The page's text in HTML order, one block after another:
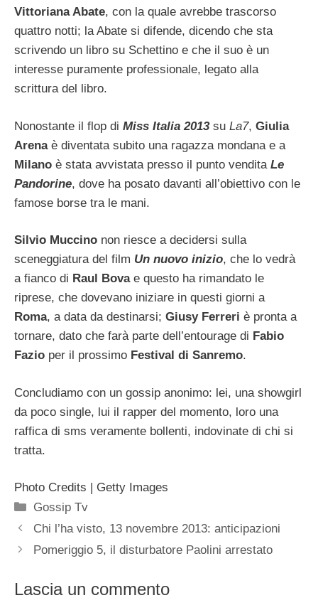
Vittoriana Abate, con la quale avrebbe trascorso
quattro notti; la Abate si difende, dicendo che sta
scrivendo un libro su Schettino e che il suo è un
interesse puramente professionale, legato alla
scrittura del libro.
Nonostante il flop di Miss Italia 2013 su La7, Giulia
Arenaè diventata subito una ragazza mondana e a
Milano è stata avvistata presso il punto vendita Le
Pandorine, dove ha posato davanti all’obiettivo con le
famose borse tra le mani.
Silvio Muccino non riesce a decidersi sulla
sceneggiatura del film Un nuovo inizio, che lo vedrà
a fianco di Raul Bovae questo ha rimandato le
riprese, che dovevano iniziare in questi giorni a
Roma, a data da destinarsi; Giusy Ferreri è pronta a
tornare, dato che farà parte dell’entourage di Fabio
Fazio per il prossimo Festival di Sanremo.
Concludiamo con un gossip anonimo: lei, una showgirl
da poco single, lui il rapper del momento, loro una
raffica di sms veramente bollenti, indovinate di chi si
tratta.
Photo Credits | Getty Images
Categorie
Gossip Tv
Chi l’ha visto, 13 novembre 2013: anticipazioni
Pomeriggio 5, il disturbatore Paolini arrestato
Lascia un commento